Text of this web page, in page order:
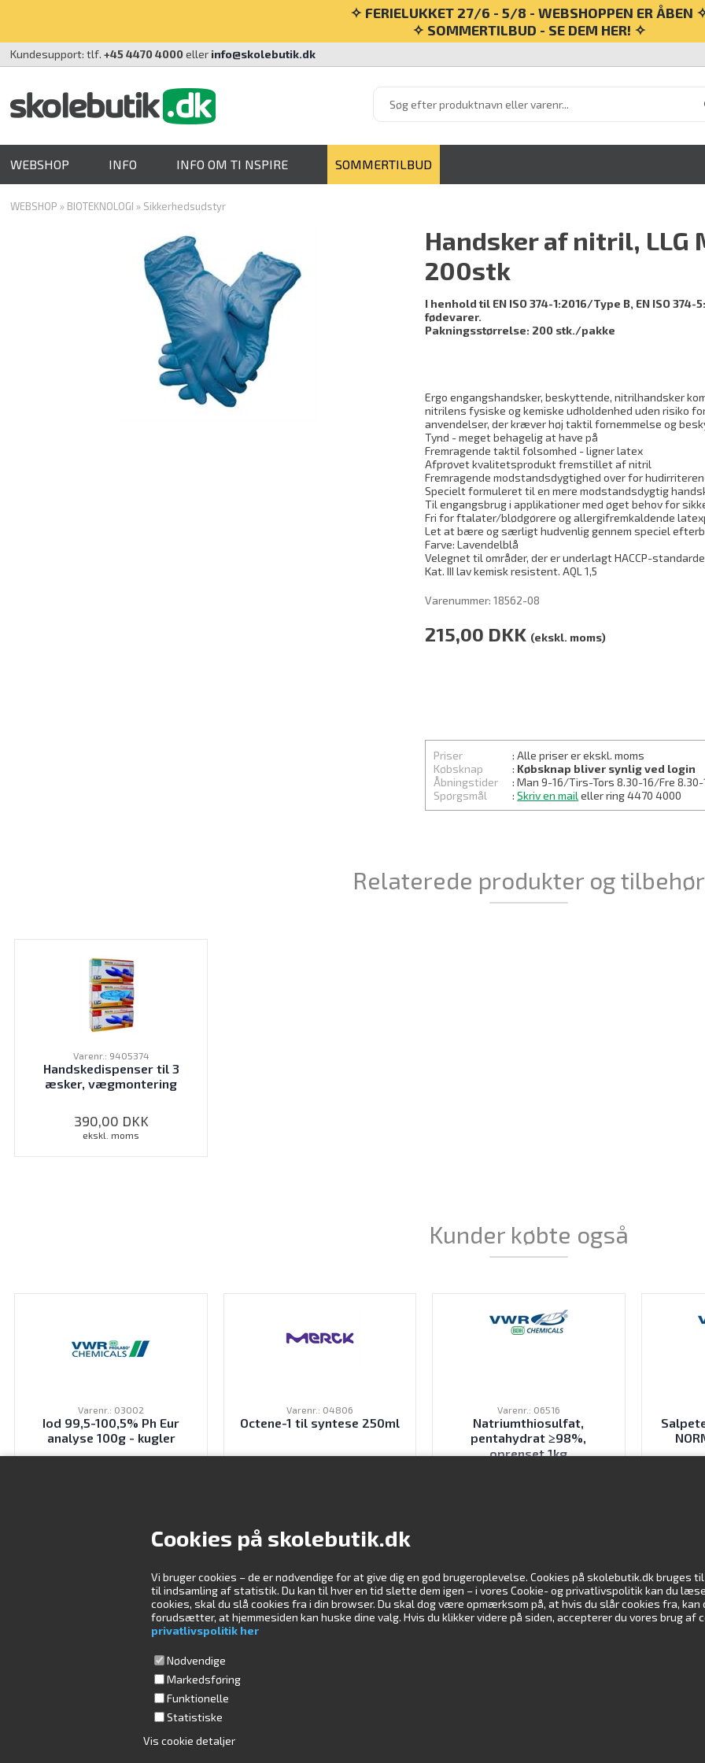
Cookies på skolebutik.dk
Vi bruger cookies – de er nødvendige for at give dig en god brugeroplevelse. Cookies på skolebutik.dk bruges
til indsamling af statistik. Du kan til hver en tid slette dem igen – i vores Cookie- og privatlivspolitik kan du
cookies, skal du slå cookies fra i din browser. Du skal dog være opmærksom på, at hvis du slår cookies fra, kan
forudsætter, at hjemmesiden kan huske dine valg. Hvis du klikker videre på siden, accepterer du vores brug af
privatlivspolitik her
Nødvendige
Markedsføring
Funktionelle
Statistiske
Vis cookie detaljer
✧ FERIELUKKET 27/6 - 5/8 - WEBSHOPPEN ER ÅBEN
✧ SOMMERTILBUD - SE DEM HER! ✧
Kundesupport: tlf.+45 4470 4000 eller info@skolebutik.dk
WEBSHOP INFO INFO OM TI NSPIRE SOMMERTILBUD
WEBSHOP » BIOTEKNOLOGI » Sikkerhedsudstyr
Handsker af nitril, LLG
200stk
I henhold til EN ISO 374-1:2016/Type B, EN ISO
fødevarer.
Pakningsstørrelse: 200 stk./pakke
Ergo engangshandsker, beskyttende, nitrilhandsker
nitrilens fysiske og kemiske udholdenhed uden risiko
anvendelser, der kræver høj taktil fornemmelse og
Tynd - meget behagelig at have på
Fremragende taktil følsomhed - ligner latex
Afprøvet kvalitetsprodukt fremstillet af nitril
Fremragende modstandsdygtighed over for
Specielt formuleret til en mere modstandsdygtig
Til engangsbrug i applikationer med øget behov for
Fri for ftalater/blødgørere og allergifremkaldende
Let at bære og særligt hudvenlig gennem speciel
Farve: Lavendelblå
Velegnet til områder, der er underlagt HACCP-
Kat. III lav kemisk resistent. AQL 1,5
Varenummer:18562-08
215,00 DKK (ekskl. moms)
Priser
: Alle priser er ekskl. moms
Købsknap
: Købsknap bliver synlig ved login
Åbningstider
: Man 9-16/Tirs-Tors 8.30-16/Fre 8.30-
Spørgsmål
:Skriv en mail eller ring 4470 4000
Relaterede produkter og tilbehør
Varenr.: 9405374
Handskedispenser til 3
æsker, vægmontering
390,00 DKK
ekskl. moms
Kunder købte også
Varenr.: 03002
Iod 99,5-100,5% Ph Eur
analyse 100g - kugler
Varenr.: 04806
Octene-1 til syntese 250ml
Varenr.: 06516
Natriumthiosulfat,
pentahydrat ≥98%,
oprenset 1kg
Åbningstider
Mandag
09:00-16:00
Onsdag
Torsdag
Fredag
Information
Kundeservice
Vi